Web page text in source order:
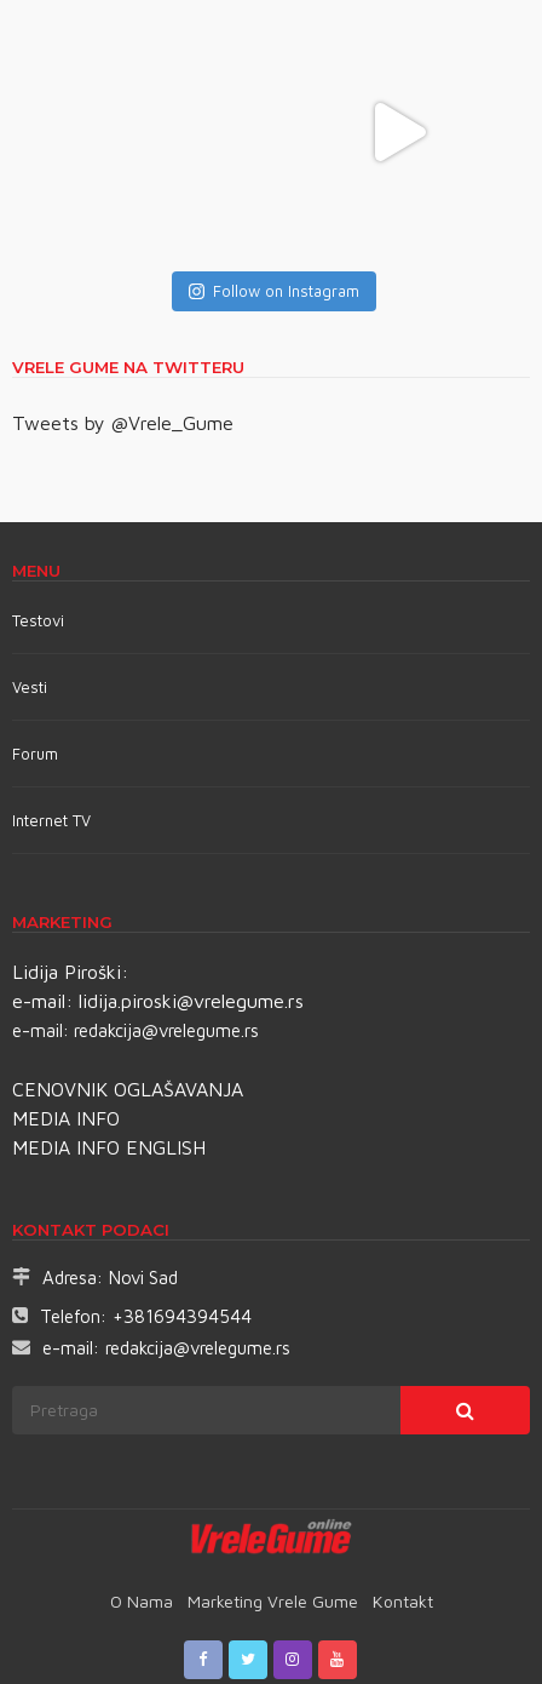
Follow on Instagram
VRELE GUME NA TWITTERU
Tweets by @Vrele_Gume
MENU
Testovi
Vesti
Forum
Internet TV
MARKETING
Lidija Piroški:
e-mail: lidija.piroski@vrelegume.rs
e-mail: redakcija@vrelegume.rs
CENOVNIK OGLAŠAVANJA
MEDIA INFO
MEDIA INFO ENGLISH
KONTAKT PODACI
Adresa: Novi Sad
Telefon: +381694394544
e-mail: redakcija@vrelegume.rs
O Nama Marketing Vrele Gume Kontakt